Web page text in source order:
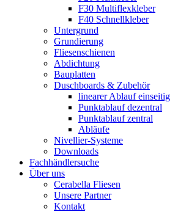
F30 Multiflexkleber
F40 Schnellkleber
Untergrund
Grundierung
Fliesenschienen
Abdichtung
Bauplatten
Duschboards & Zubehör
linearer Ablauf einseitig
Punktablauf dezentral
Punktablauf zentral
Abläufe
Nivellier-Systeme
Downloads
Fachhändlersuche
Über uns
Cerabella Fliesen
Unsere Partner
Kontakt